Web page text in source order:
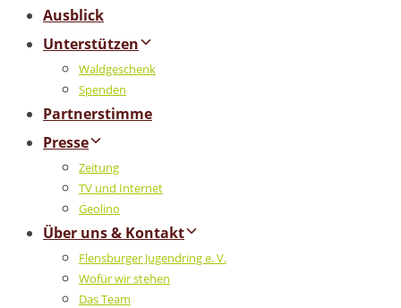
Ausblick
Unterstützen
Waldgeschenk
Spenden
Partnerstimme
Presse
Zeitung
TV und Internet
Geolino
Über uns & Kontakt
Flensburger Jugendring e. V.
Wofür wir stehen
Das Team